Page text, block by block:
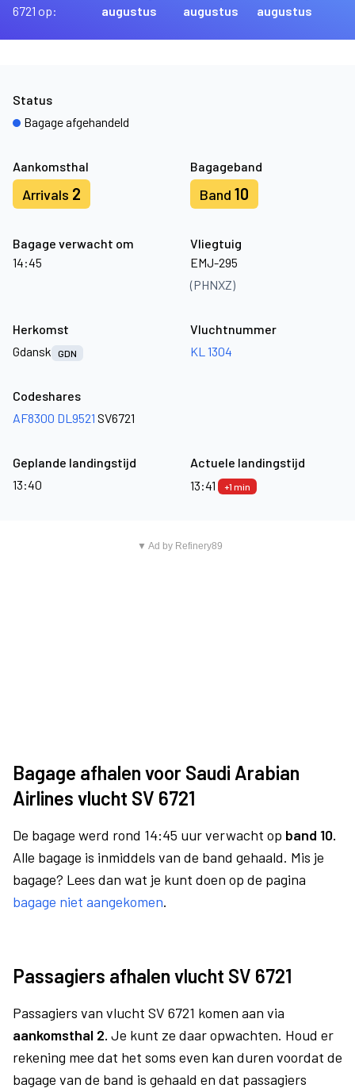
6721 op:
augustus
augustus
augustus
Aankomsthal
Arrivals 2
Bagageband
Band 10
Bagage verwacht om
14:45
Vliegtuig
EMJ-295
(PHNXZ)
Status
Bagage afgehandeld
Herkomst
Gdansk
GDN
Vluchtnummer
KL 1304
Codeshares
AF8300 DL9521 SV6721
Geplande landingstijd
13:40
Actuele landingstijd
13:41
+1 min
▼ Ad by Refinery89
Bagage afhalen voor Saudi Arabian
Airlines vlucht SV 6721
De bagage werd rond 14:45 uur verwacht op band 10.
Alle bagage is inmiddels van de band gehaald. Mis je
bagage? Lees dan wat je kunt doen op de pagina
bagage niet aangekomen.
Passagiers afhalen vlucht SV 6721
Passagiers van vlucht SV 6721 komen aan via
aankomsthal 2. Je kunt ze daar opwachten. Houd er
rekening mee dat het soms even kan duren voordat de
bagage van de band is gehaald en dat passagiers